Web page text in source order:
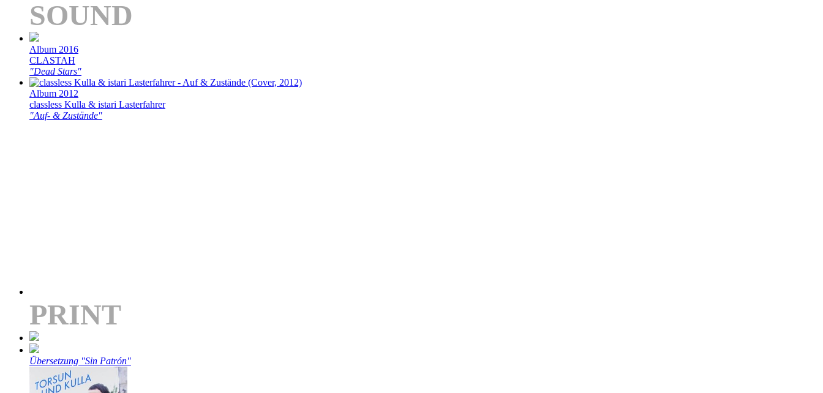
SOUND
Album 2016
CLASTAH
"Dead Stars"
Album 2012
classless Kulla & istari Lasterfahrer
"Auf- & Zustände"
PRINT
Übersetzung "Sin Patrón"